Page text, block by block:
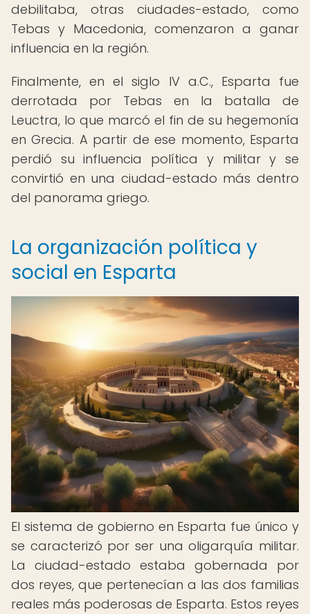
debilitaba, otras ciudades-estado, como
Tebas y Macedonia, comenzaron a ganar
influencia en la región.
Finalmente, en el siglo IV a.C., Esparta fue
derrotada por Tebas en la batalla de
Leuctra, lo que marcó el fin de su hegemonía
en Grecia. A partir de ese momento, Esparta
perdió su influencia política y militar y se
convirtió en una ciudad-estado más dentro
del panorama griego.
La organización política y
social en Esparta
El sistema de gobierno en Esparta fue único y
se caracterizó por ser una oligarquía militar.
La ciudad-estado estaba gobernada por
dos reyes, que pertenecían a las dos familias
reales más poderosas de Esparta. Estos reyes